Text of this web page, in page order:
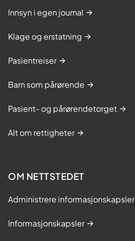
Innsyn i egen journal
Klage og erstatning
Pasientreiser
Barn som pårørende
Pasient- og pårørendetorget
Alt om rettigheter
OM NETTSTEDET
Administrere informasjonskapsler
Informasjonskapsler